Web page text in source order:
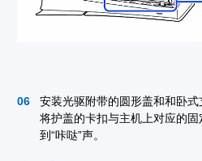
安装光驱附带的圆形盖和和卧式
将护盖的卡扣与主机上对应的
到“咔哒”声。